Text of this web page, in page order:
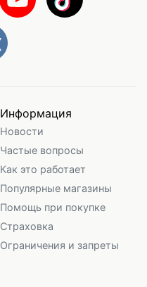
Информация
Новости
Частые вопросы
Как это работает
Популярные магазины
Помощь при покупке
Страховка
Ограничения и запреты